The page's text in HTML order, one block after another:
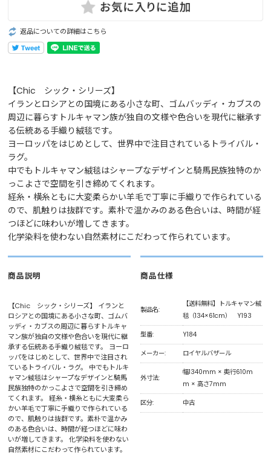
返品についての詳細はこちら
【Chic シック・シリーズ】
イランとロシアとの国境にある小さな町、ゴムバッディ・カブスの
周辺に暮らすトルキャマン族が独自の文様や色合いを現代に継承す
る伝統ある手織り絨毯です。
ヨーロッパをはじめとして、世界中で注目されているトライバル・
ラグ。
中でもトルキャマン絨毯はシャープなデザインと騎馬民族独特のか
っこよさで空間を引き締めてくれます。
経糸・横糸ともに大変柔らかい羊毛で丁寧に手織りで作られている
ので、肌触りは抜群です。素朴で温かみのある色合いは、時間が経
つほどに味わいが増してきます。
化学染料を使わない自然素材にこだわって作られています。
商品説明
【Chic シック・シリーズ】 イランと
ロシアとの国境にある小さな町、ゴムバ
ッディ・カブスの周辺に暮らすトルキャ
マン族が独自の文様や色合いを現代に継
承する伝統ある手織り絨毯です。 ヨーロ
ッパをはじめとして、世界中で注目され
ているトライバル・ラグ。 中でもトルキ
ャマン絨毯はシャープなデザインと騎馬
民族独特のかっこよさで空間を引き締め
てくれます。 経糸・横糸ともに大変柔ら
かい羊毛で丁寧に手織りで作られている
ので、肌触りは抜群です。素朴で温かみ
のある色合いは、時間が経つほどに味わ
いが増してきます。 化学染料を使わない
自然素材にこだわって作られています。
商品仕様
製品名:
【送料無料】トルキャマン絨
毯（134×61cm） Y193
型番: Y184
メーカー: ロイヤルバザール
外寸法:
幅1340mm × 奥行610m
m × 高さ7mm
区分: 中古